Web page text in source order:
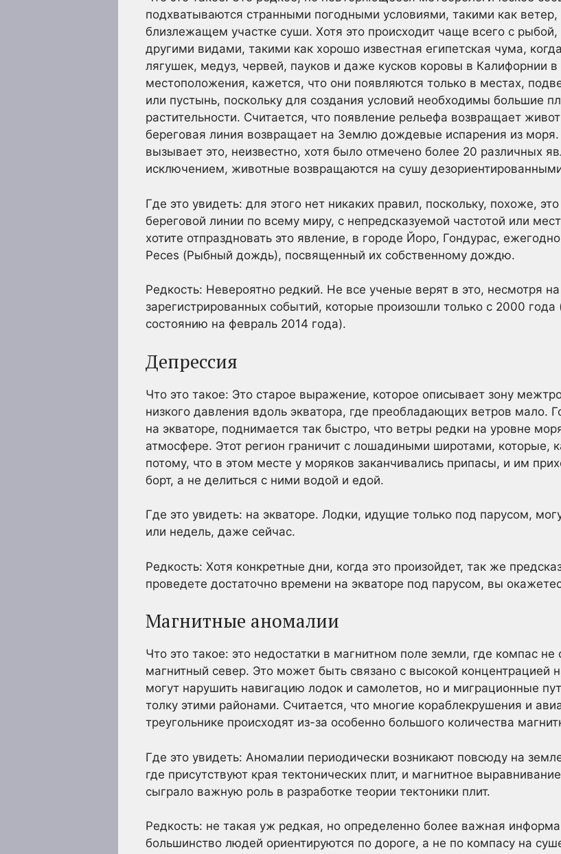
подхватываются странными погодными условиями, такими как
близлежащем участке суши. Хотя это происходит чаще всего с
другими видами, такими как хорошо известная египетская чума,
лягушек, медуз, червей, пауков и даже кусков коровы в Калифорнии
местоположения, кажется, что они появляются только в местах,
или пустынь, поскольку для создания условий необходимы большие
растительности. Считается, что появление рельефа возвращает
береговая линия возвращает на Землю дождевые испарения из моря.
вызывает это, неизвестно, хотя было отмечено более 20 различных
исключением, животные возвращаются на сушу
Где это увидеть: для этого нет никаких правил, поскольку, похоже,
береговой линии по всему миру, с непредсказуемой частотой или
хотите отпраздновать это явление, в городе Йоро, Гондурас,
Peces (Рыбный дождь), посвященный их собственному дождю.
Редкость: Невероятно редкий. Не все ученые верят в это, несмотря
зарегистрированных событий, которые произошли только с 2000
состоянию на февраль 2014 года).
Депрессия
Что это такое: Это старое выражение, которое описывает зону
низкого давления вдоль экватора, где преобладающих ветров мало.
на экваторе, поднимается так быстро, что ветры редки на уровне
атмосфере. Этот регион граничит с лошадиными широтами, которые,
потому, что в этом месте у моряков заканчивались припасы, и им
борт, а не делиться с ними водой и едой.
Где это увидеть: на экваторе. Лодки, идущие только под парусом,
или недель, даже сейчас.
Редкость: Хотя конкретные дни, когда это произойдет, так же
проведете достаточно времени на экваторе под парусом, вы
Магнитные аномалии
Что это такое: это недостатки в магнитном поле земли, где компас не
магнитный север. Это может быть связано с высокой концентрацией
могут нарушить навигацию лодок и самолетов, но и миграционные
толку этими районами. Считается, что многие кораблекрушения и
треугольнике происходят из-за особенно большого количества
Где это увидеть: Аномалии периодически возникают повсюду на
где присутствуют края тектонических плит, и магнитное
сыграло важную роль в разработке теории тектоники плит.
Редкость: не такая уж редкая, но определенно более важная
большинство людей ориентируются по дороге, а не по компасу на